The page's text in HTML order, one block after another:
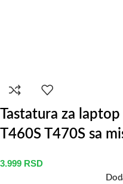
Tastatura za
T460S T470S sa
3.999 RSD